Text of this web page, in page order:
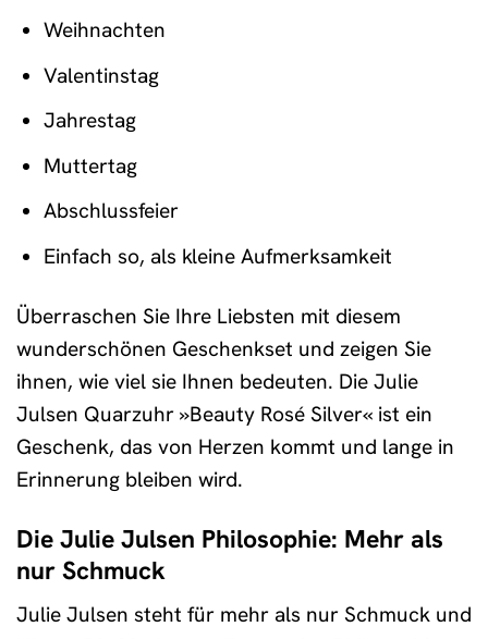
Weihnachten
Valentinstag
Jahrestag
Muttertag
Abschlussfeier
Einfach so, als kleine Aufmerksamkeit
Überraschen Sie Ihre Liebsten mit diesem
wunderschönen Geschenkset und zeigen Sie
ihnen, wie viel sie Ihnen bedeuten. Die Julie
Julsen Quarzuhr »Beauty Rosé Silver« ist ein
Geschenk, das von Herzen kommt und lange in
Erinnerung bleiben wird.
Die Julie Julsen Philosophie: Mehr als
nur Schmuck
Julie Julsen steht für mehr als nur Schmuck und